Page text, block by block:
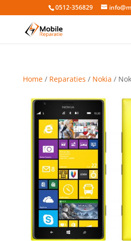
0512-356829
Home/ Reparaties / Nokia /